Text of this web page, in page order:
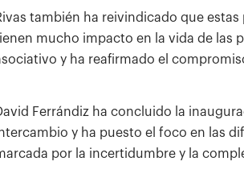
también ha reivindicado que
mucho impacto en la vida de las
y ha reafirmado el
Ferrándiz ha concluido la
y ha puesto el foco en las
por la incertidumbre y la